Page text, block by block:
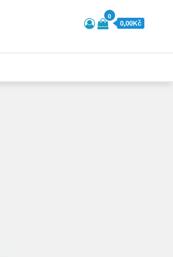
0
0,00Kč